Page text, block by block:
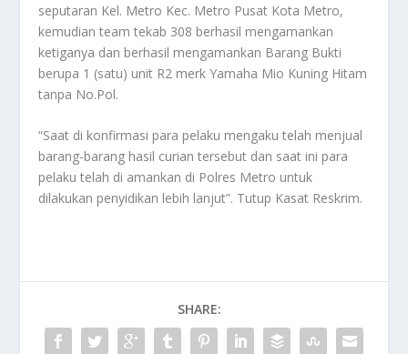
seputaran Kel. Metro Kec. Metro Pusat Kota Metro,
kemudian team tekab 308 berhasil mengamankan
ketiganya dan berhasil mengamankan Barang Bukti
berupa 1 (satu) unit R2 merk Yamaha Mio Kuning Hitam
tanpa No.Pol.
“Saat di konfirmasi para pelaku mengaku telah menjual
barang-barang hasil curian tersebut dan saat ini para
pelaku telah di amankan di Polres Metro untuk
dilakukan penyidikan lebih lanjut”. Tutup Kasat Reskrim.
SHARE: